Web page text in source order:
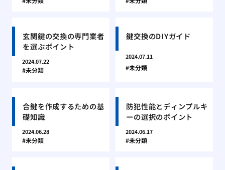
玄関鍵の交換の専門業者
を選ぶポイント
2024.07.22
未分類
鍵交換のDIYガイド
2024.07.11
未分類
合鍵を作成するための基
礎知識
2024.06.28
未分類
防犯性能とディンプルキ
ーの選択のポイント
2024.06.17
未分類